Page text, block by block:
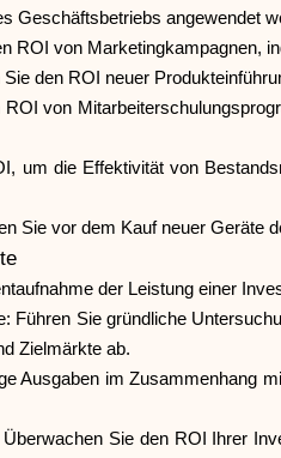
Geschäftsbetriebs angewendet
ROI von Marketingkampagnen,
den ROI neuer
von
um die Effektivität von
Sie vor dem Kauf neuer Geräte
der Leistung einer
Führen Sie gründliche
Zielmärkte ab.
Ausgaben im Zusammenhang
Sie den ROI Ihrer